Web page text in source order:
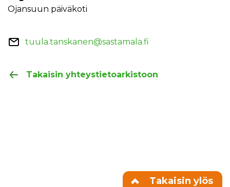
Ojansuun päiväkoti
tuula.tanskanen@sastamala.fi
Takaisin yhteystietoarkistoon
Takaisin ylös